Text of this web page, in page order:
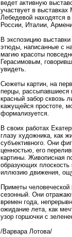
ведет активную
участвует в
Лебедевой находятся
России, Италии,
В экспозицию
этюды, написанные с
магию красоты
Герасимовым,
увидеть.
Сюжеты картин, на
перцы, рассыпавшиеся
красный забор сквозь
кажущейся простоте,
формализуется.
В своих работах
глазу художника, как
субъективного. Они
ценностью, его
картины. Живописная
образующих плоскость
иллюзию движения,
Приметы
сезонный. Они
времен года,
ожидание лета, как
узор горшочки с
/Варвара Лотова/